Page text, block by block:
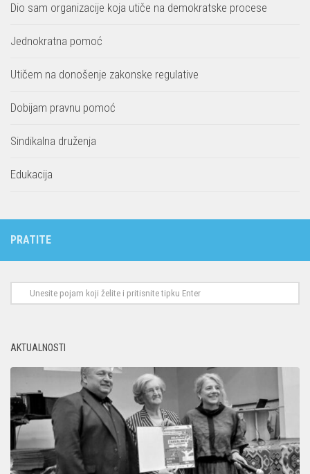
Dio sam organizacije koja utiče na demokratske procese
Jednokratna pomoć
Utičem na donošenje zakonske regulative
Dobijam pravnu pomoć
Sindikalna druženja
Edukacija
PRATITE
AKTUALNOSTI